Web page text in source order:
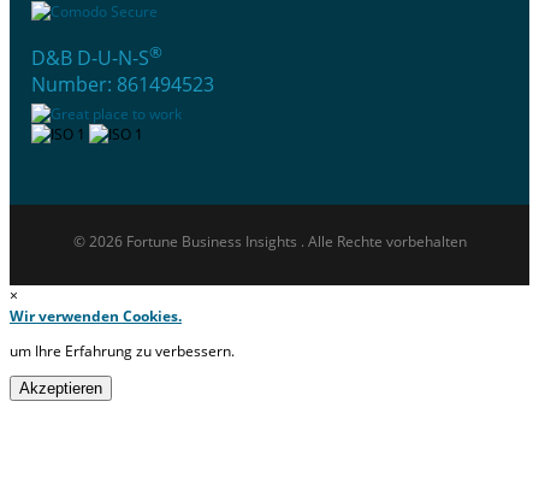
D&B D-U-N-S®
Number: 861494523
© 2026 Fortune Business Insights . Alle Rechte vorbehalten
×
Wir verwenden Cookies.
um Ihre Erfahrung zu verbessern.
Akzeptieren